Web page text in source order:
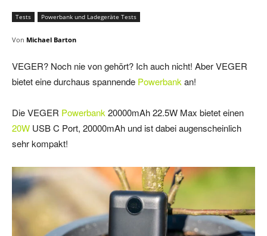
Tests Powerbank und Ladegeräte Tests
Von Michael Barton
VEGER? Noch nie von gehört? Ich auch nicht! Aber VEGER
bietet eine durchaus spannende Powerbank an!
Die VEGER Powerbank 20000mAh 22.5W Max bietet einen
20W USB C Port, 20000mAh und ist dabei augenscheinlich
sehr kompakt!